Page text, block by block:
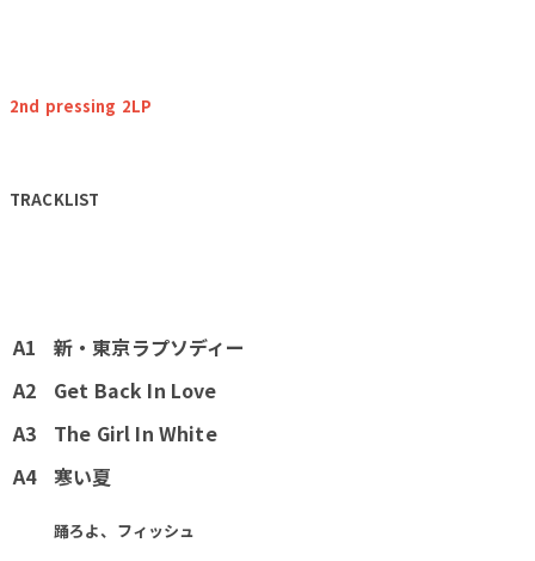
2nd pressing 2LP
TRACKLIST
A1
新・東京ラプソディー
A2
Get Back In Love
A3
The Girl In White
A4
寒い夏
踊ろよ、フィッシュ